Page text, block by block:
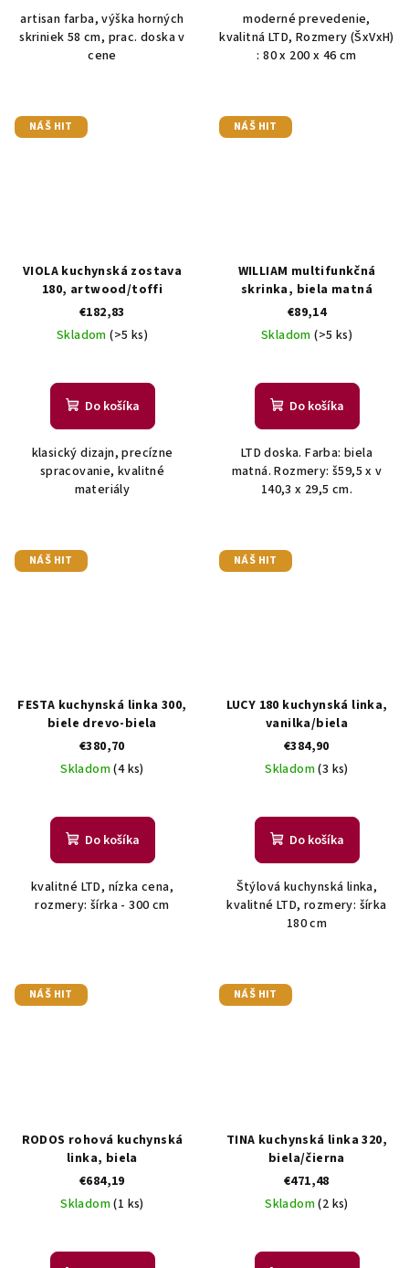
artisan farba, výška horných
skriniek 58 cm, prac. doska v
cene
moderné prevedenie,
kvalitná LTD, Rozmery (ŠxVxH)
: 80 x 200 x 46 cm
NÁŠ HIT
VIOLA kuchynská zostava
180, artwood/toffi
€182,83
Skladom(>5 ks)
Do košíka
klasický dizajn, precízne
spracovanie, kvalitné
materiály
NÁŠ HIT
WILLIAM multifunkčná
skrinka, biela matná
€89,14
Skladom(>5 ks)
Do košíka
LTD doska. Farba: biela
matná. Rozmery: š59,5 x v
140,3 x 29,5 cm.
NÁŠ HIT
FESTA kuchynská linka 300,
biele drevo-biela
€380,70
Skladom(4 ks)
Do košíka
kvalitné LTD, nízka cena,
rozmery: šírka - 300 cm
NÁŠ HIT
LUCY 180 kuchynská linka,
vanilka/biela
€384,90
Skladom(3 ks)
Do košíka
Štýlová kuchynská linka,
kvalitné LTD, rozmery: šírka
180 cm
NÁŠ HIT
RODOS rohová kuchynská
linka, biela
€684,19
Skladom(1 ks)
NÁŠ HIT
TINA kuchynská linka 320,
biela/čierna
€471,48
Skladom(2 ks)